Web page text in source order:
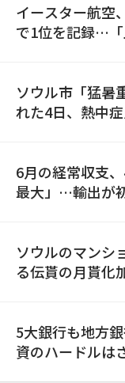
イースター航空
で1位を記録…「
ソウル市「猛暑
れた4日、熱中
6月の経常収支
最大」…輸出が
ソウルのマンシ
る伝貰の月貰化
5大銀行も地方
資のハードルは